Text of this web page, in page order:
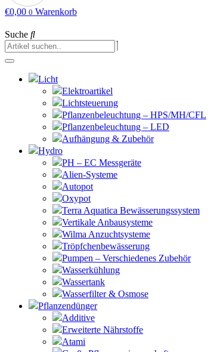
€0,00 0 Warenkorb
Suche
Licht
Elektroartikel
Lichtsteuerung
Pflanzenbeleuchtung – HPS/MH/CFL
Pflanzenbeleuchtung – LED
Aufhängung & Zubehör
Hydro
PH – EC Messgeräte
Alien-Systeme
Autopot
Oxypot
Terra Aquatica Bewässerungssystem
Vertikale Anbausysteme
Wilma Anzuchtsysteme
Tröpfchenbewässerung
Pumpen – Verschiedenes Zubehör
Wasserkühlung
Wassertank
Wasserfilter & Osmose
Pflanzendünger
Additive
Erweiterte Nährstoffe
Atami